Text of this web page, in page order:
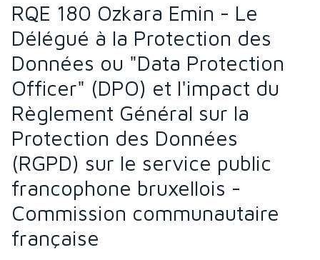
RQE 180 Ozkara Emin - Le
Délégué à la Protection des
Données ou "Data Protection
Officer" (DPO) et l'impact du
Règlement Général sur la
Protection des Données
(RGPD) sur le service public
francophone bruxellois -
Commission communautaire
française